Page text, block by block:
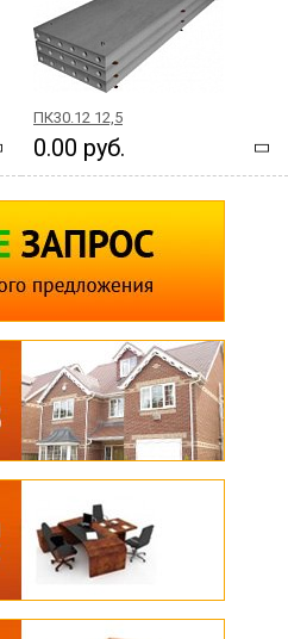
ПК30.12 12,5
0.00 руб.